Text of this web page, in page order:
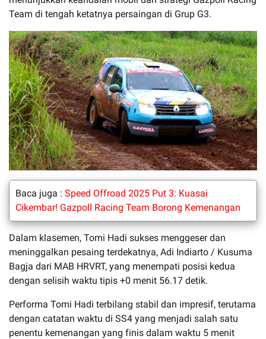
Team di tengah ketatnya persaingan di Grup G3.
Baca juga : Speed Offroad 2025 Put 3: Kuasai
Cikembar! Gazpoll Racing Team Borong Kemenangan
Dalam klasemen, Tomi Hadi sukses menggeser dan
meninggalkan pesaing terdekatnya, Adi Indiarto / Kusuma
Bagja dari MAB HRVRT, yang menempati posisi kedua
dengan selisih waktu tipis +0 menit 56.17 detik.
Performa Tomi Hadi terbilang stabil dan impresif, terutama
dengan catatan waktu di SS4 yang menjadi salah satu
penentu kemenangan yang finis dalam waktu 5 menit